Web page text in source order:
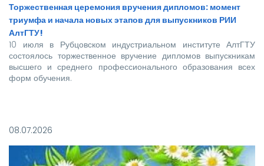
Торжественная церемония вручения дипломов: момент
триумфа и начала новых этапов для выпускников РИИ
АлтГТУ!
10 июля в Рубцовском индустриальном институте АлтГТУ
состоялось торжественное вручение дипломов выпускникам
высшего и среднего профессионального образования всех
форм обучения.
высококвалифицированных специалистов, которым предстоит
стать надежной опорой и строить будущее нашей великой
страны.
08.07.2026